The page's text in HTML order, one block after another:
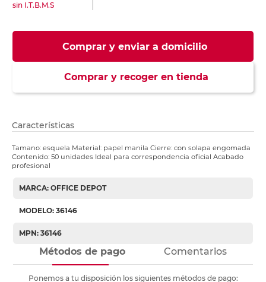
sin I.T.B.M.S
Comprar y enviar a domicilio
Comprar y recoger en tienda
Características
Tamano: esquela Material: papel manila Cierre: con solapa engomada
Contenido: 50 unidades Ideal para correspondencia oficial Acabado
profesional
MARCA: OFFICE DEPOT
MODELO: 36146
MPN: 36146
Métodos de pago Comentarios
Ponemos a tu disposición los siguientes métodos de pago: